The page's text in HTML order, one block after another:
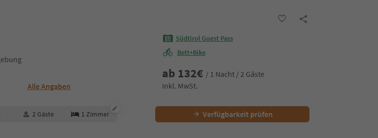
Alle Angaben
Südtirol Guest Pass
Bett+Bike
ab 132€ / 1 Nacht / 2 Gäste
Inkl. MwSt.
2 Gäste 1 Zimmer Verfügbarkeit prüfen